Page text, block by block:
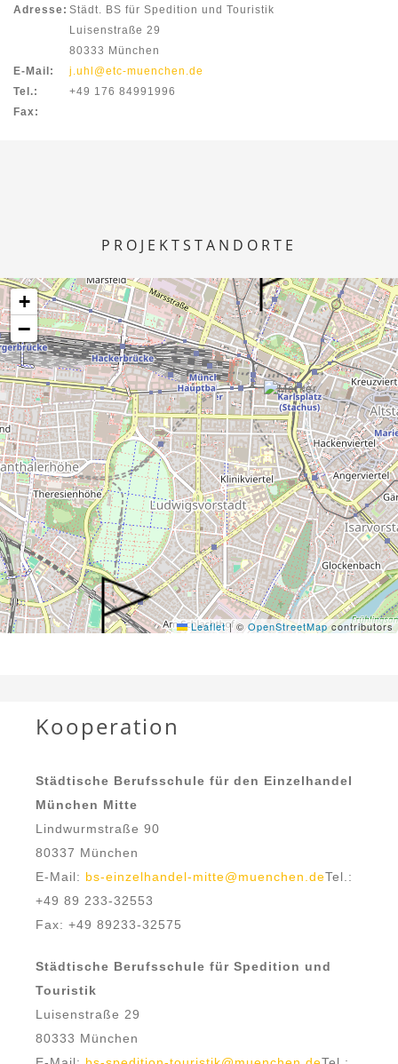
Adresse: Städt. BS für Spedition und Touristik
Luisenstraße 29
80333 München
E-Mail:
j.uhl@etc-muenchen.de
Tel.:
+49 176 84991996
Fax:
PROJEKTSTANDORTE
+
−
Leaflet |©OpenStreetMapcontributors
Kooperation
Städtische Berufsschule für den Einzelhandel
München Mitte
Lindwurmstraße 90
80337 München
E-Mail: bs-einzelhandel-mitte@muenchen.deTel.:
+49 89 233-32553
Fax: +49 89233-32575
Städtische Berufsschule für Spedition und
Touristik
Luisenstraße 29
80333 München